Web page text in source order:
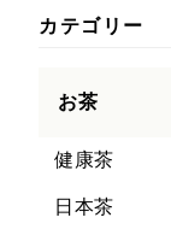
カテゴリー
お茶
健康茶
日本茶